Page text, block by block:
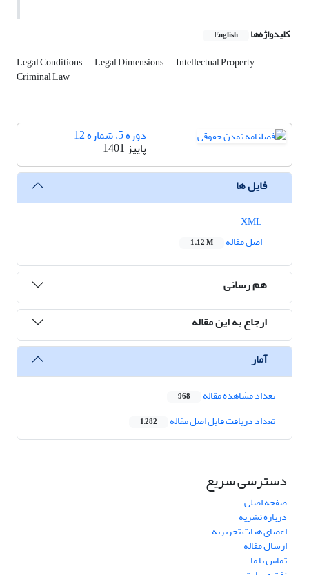
کلیدواژه‌ها English
Legal Conditions Legal Dimensions Intellectual Property
Criminal Law
دوره 5، شماره 12
پاییز 1401
فایل ها
اصل مقاله
1.12 M
هم رسانی
ارجاع به این مقاله
آمار
تعداد مشاهده مقاله 968
تعداد دریافت فایل اصل مقاله 1,282
دسترسی سریع
صفحه اصلی
درباره نشریه
اعضای هیات تحریریه
ارسال مقاله
تماس با ما